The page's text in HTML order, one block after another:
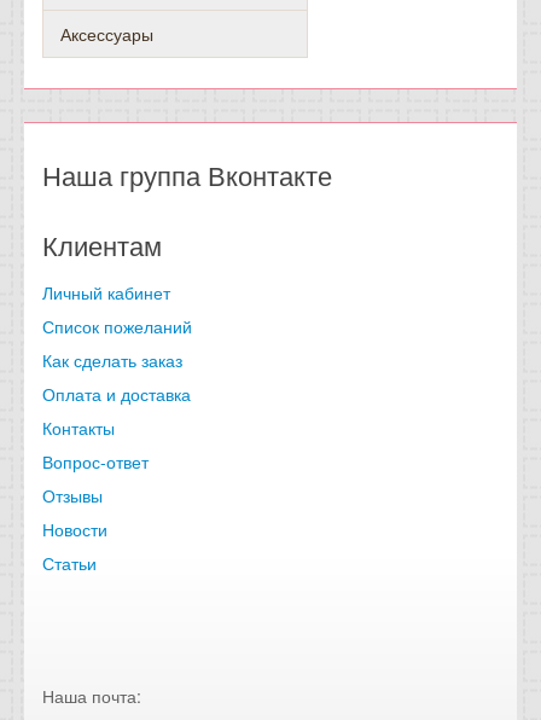
Аксессуары
Наша группа Вконтакте
Клиентам
Личный кабинет
Список пожеланий
Как сделать заказ
Оплата и доставка
Контакты
Вопрос-ответ
Отзывы
Новости
Статьи
Наша почта: